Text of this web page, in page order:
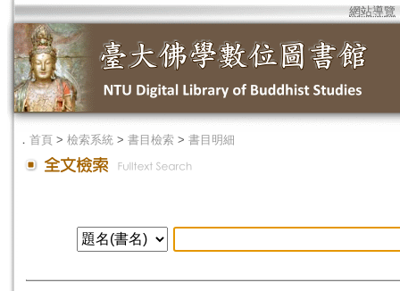
網站導覽
． 首頁 > 檢索系統 > 書目檢索 > 書目明細